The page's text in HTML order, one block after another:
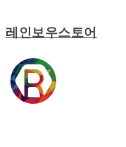
레인보우스토어